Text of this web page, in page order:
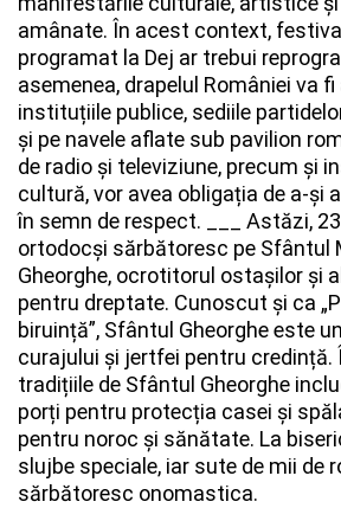
amânate. În acest context,
programat la Dej ar trebui
asemenea, drapelul României va
instituțiile publice, sediile
și pe navele aflate sub pavilion
de radio și televiziune, precum și
cultură, vor avea obligația de a-și
în semn de respect.
Astăzi,
ortodocși sărbătoresc pe Sfântul
Gheorghe, ocrotitorul ostașilor și
pentru dreptate. Cunoscut și ca
biruință”, Sfântul Gheorghe este
curajului și jertfei pentru credință.
tradițiile de Sfântul Gheorghe
porți pentru protecția casei și
pentru noroc și sănătate. La
slujbe speciale, iar sute de mii de
sărbătoresc onomastica.